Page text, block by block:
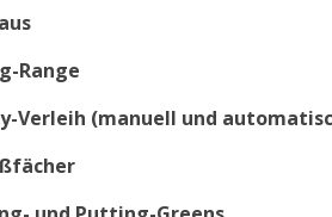
Range
Verleih (manuell und